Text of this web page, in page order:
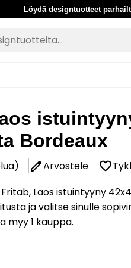
Löydä designtuotteet
Bordeaux
Arvostele
Laos istuintyyny
ja valitse sinulle
myy 1 kauppa.